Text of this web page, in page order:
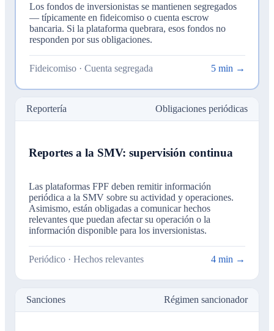
Los fondos de inversionistas se mantienen segregados
— típicamente en fideicomiso o cuenta escrow
bancaria. Si la plataforma quebrara, esos fondos no
responden por sus obligaciones.
Fideicomiso · Cuenta segregada 5 min →
Reportería Obligaciones periódicas
Reportes a la SMV: supervisión continua
Las plataformas FPF deben remitir información
periódica a la SMV sobre su actividad y operaciones.
Asimismo, están obligadas a comunicar hechos
relevantes que puedan afectar su operación o la
información disponible para los inversionistas.
Periódico · Hechos relevantes 4 min →
Sanciones Régimen sancionador